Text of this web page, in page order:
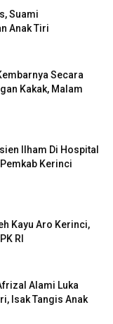
Suami
Anak Tiri
Secara
Kakak, Malam
Ilham Di Hospital
Kerinci
Kayu Aro Kerinci,
RI
Alami Luka
Isak Tangis Anak